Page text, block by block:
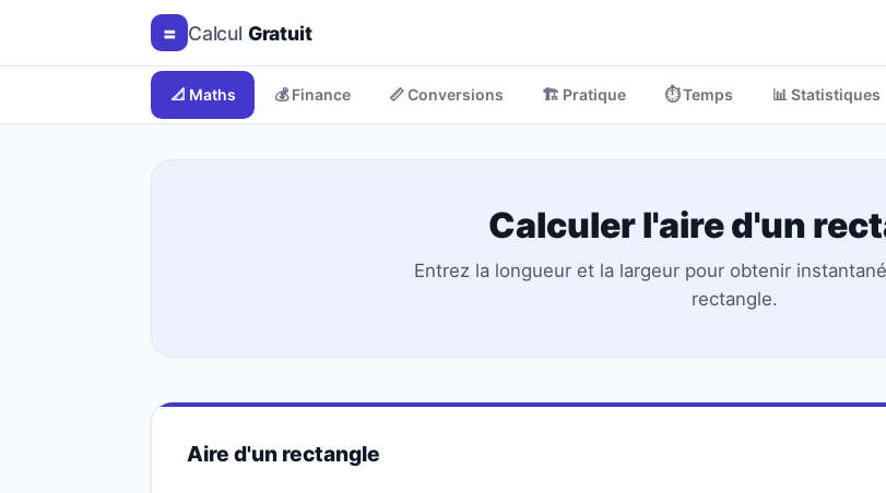
= Calcul Gratuit
📐 Maths 💰 Finance 📏 Conversions 🏗️ Pratique ⏱️ Temps 📊 Statistiques
Calculer l'aire d'un
Entrez la longueur et la largeur pour obtenir
rectangle.
Aire d'un rectangle